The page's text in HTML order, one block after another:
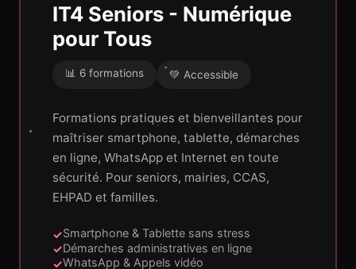
IT4 Seniors - Numérique
pour Tous
📊 6 formations 💚 Accessible
Formations pratiques et bienveillantes pour
maîtriser smartphone, tablette, démarches
en ligne, WhatsApp et Internet en toute
sécurité. Pour seniors, mairies, CCAS,
EHPAD et familles.
Smartphone & Tablette sans stress
Démarches administratives en ligne
WhatsApp & Appels vidéo